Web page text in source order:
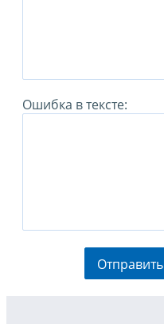
Ошибка в тексте:
Отправить